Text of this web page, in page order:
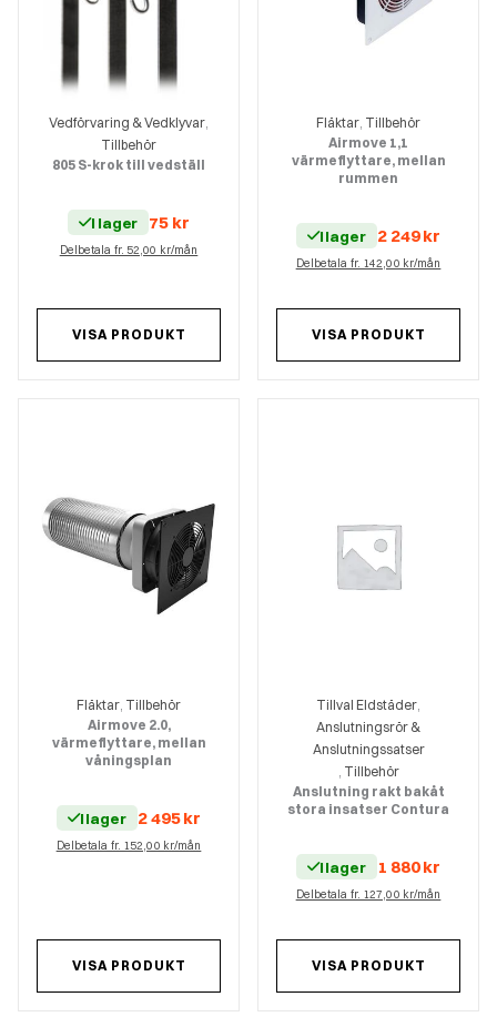
Vedförvaring & Vedklyvar,
Tillbehör
805 S-krok till vedställ
I lager 75 kr
Delbetala fr. 52,00 kr/mån
VISA PRODUKT
Fläktar, Tillbehör
Airmove 1,1
värmeflyttare, mellan
rummen
I lager 2 249kr
Delbetala fr. 142,00 kr/mån
VISA PRODUKT
Fläktar, Tillbehör
Airmove 2.0,
värmeflyttare, mellan
våningsplan
I lager 2 495kr
Delbetala fr. 152,00 kr/mån
VISA PRODUKT
Tillval Eldstäder,
Anslutningsrör &
Anslutningssatser
, Tillbehör
Anslutning rakt bakåt
stora insatser Contura
I lager 1 880kr
Delbetala fr. 127,00 kr/mån
VISA PRODUKT